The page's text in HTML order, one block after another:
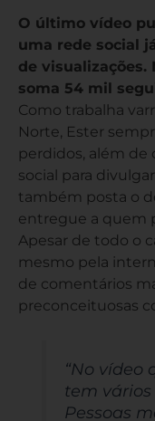
O último vídeo
uma rede social
de visualizações.
soma 54 mil
Como trabalha
Norte, Ester
perdidos, além de
social para
também posta o
entregue a quem
Apesar de todo o
mesmo pela
de comentários
preconceituosas
“No vídeo
tem
Pessoas